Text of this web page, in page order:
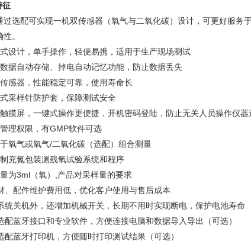
征
过选配可实现一机双传感器（氧气与二氧化碳）设计，可更好服务
。
设计，单手操作，轻便易携，适用于生产现场测试
据自动存储、掉电自动记忆功能，防止数据丢失
感器，性能稳定可靠，使用寿命长
采样针防护套，保障测试安全
摸屏，一键式操作更便捷，开机密码登陆，防止无关人员操作仪器
理权限，有GMP软件可选
氧气或氧气/二氧化碳（选配）组合测量
充氮包装测残氧试验系统和程序
为3ml（氧）,产品对采样量的要求
、配件维护费用低，优化客户使用与售后成本
统关机外，还增加机械开关，长期不用时实现断电，保护电池寿命
配蓝牙接口和专业软件，方便连接电脑和数据导入导出（可选）
配蓝牙打印机，方便随时打印测试结果（可选）